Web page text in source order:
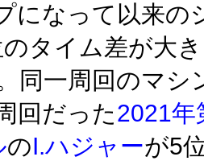
になって以来の
のタイム差が大
同一周回のマ
回だった2021年
のI.ハジャーが5